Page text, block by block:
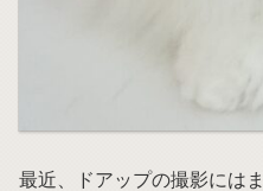
最近、ドアップの撮影には